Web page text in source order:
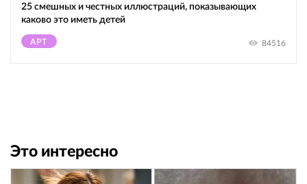
25 смешных и честных иллюстраций, показывающих
каково это иметь детей
АРТ 84516
Это интересно